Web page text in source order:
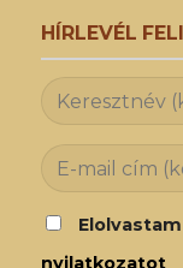
HÍRLEVÉL
nyilatkozatot